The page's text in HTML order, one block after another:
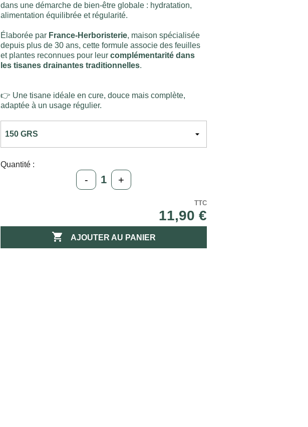
dans une démarche de bien-être globale : hydratation,
alimentation équilibrée et régularité.
Élaborée par France-Herboristerie, maison spécialisée
depuis plus de 30 ans, cette formule associe des feuilles
et plantes reconnues pour leurcomplémentarité dans
les tisanes drainantes traditionnelles.
👉 Une tisane idéale en cure, douce mais complète,
adaptée à un usage régulier.
Quantité :
- +
TTC
11,90 €
 AJOUTER AU PANIER